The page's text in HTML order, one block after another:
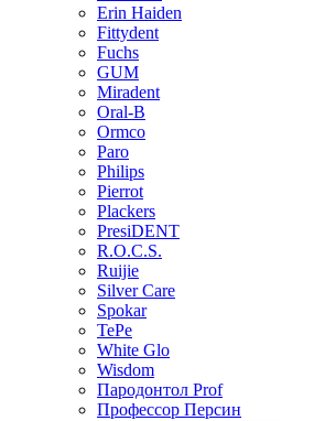
Erin Haiden
Fittydent
Fuchs
GUM
Miradent
Oral-B
Ormco
Paro
Philips
Pierrot
Plackers
PresiDENT
R.O.C.S.
Ruijie
Silver Care
Spokar
TePe
White Glo
Wisdom
Пародонтол Prof
Профессор Персин